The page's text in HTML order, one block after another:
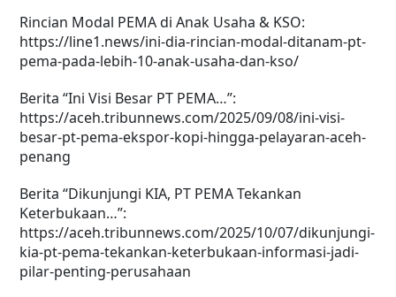
Rincian Modal PEMA di Anak Usaha & KSO:
https://line1.news/ini-dia-rincian-modal-ditanam-pt-
pema-pada-lebih-10-anak-usaha-dan-kso/
Berita “Ini Visi Besar PT PEMA…”:
https://aceh.tribunnews.com/2025/09/08/ini-visi-
besar-pt-pema-ekspor-kopi-hingga-pelayaran-aceh-
penang
Berita “Dikunjungi KIA, PT PEMA Tekankan
Keterbukaan…”:
https://aceh.tribunnews.com/2025/10/07/dikunjungi-
kia-pt-pema-tekankan-keterbukaan-informasi-jadi-
pilar-penting-perusahaan